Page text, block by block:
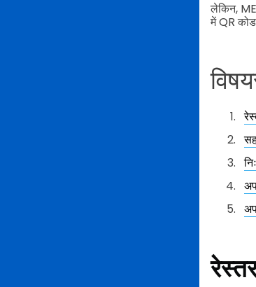
लेकिन,
में QR